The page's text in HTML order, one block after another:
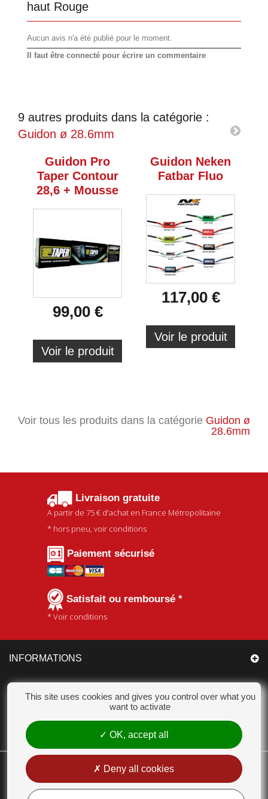
haut Rouge
Aucun avis n'a été publié pour le moment.
Il faut être connecté pour écrire un commentaire
9 autres produits dans la catégorie :
Guidon ø 28.6mm
Guidon Pro
Taper Contour
28,6 + Mousse
99,00 €
Voir le produit
Guidon Neken
Fatbar Fluo
117,00 €
Voir le produit
Voir tous les produits dans la catégorie Guidon ø
28.6mm
Livraison gratuite
A partir de 75 € d'achat en France Métropolitaine
* hors pneu, voir conditions
Paiement sécurisé
Satisfait ou remboursé *
* Voir conditions
INFORMATIONS
CATÉGORIES
MON COMPTE
CHAMPION ACCESSOIRES
18 Chemin des Bas Jardins 51530 DIZY - Tél. : 03 26 55 99 63 - E-mail :
contact@champion-accessoires.com
This site uses cookies and gives you control over what you
want to activate
OK, accept all
Deny all cookies